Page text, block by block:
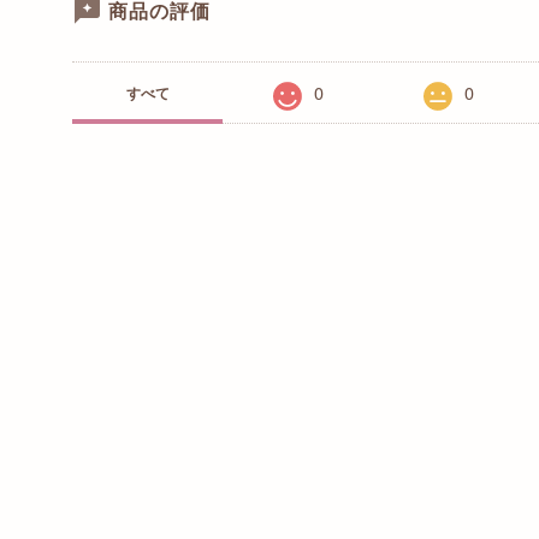
商品の評価
すべて 0 0